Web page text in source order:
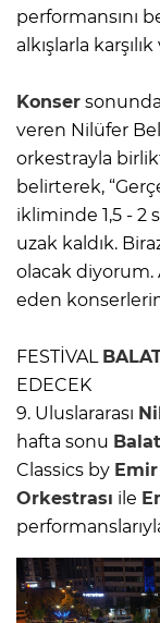
performansını
alkışlarla
Konser
veren Nilüfer
orkestrayla
belirterek,
ikliminde 1,5 - 2
uzak kaldık.
olacak diyorum.
eden
FESTİVAL
EDECEK
9. Uluslararası
hafta sonu
Classics by
Orkestrası ile